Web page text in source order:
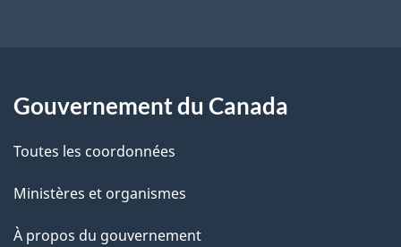
Gouvernement du Canada
Toutes les coordonnées
Ministères et organismes
À propos du gouvernement